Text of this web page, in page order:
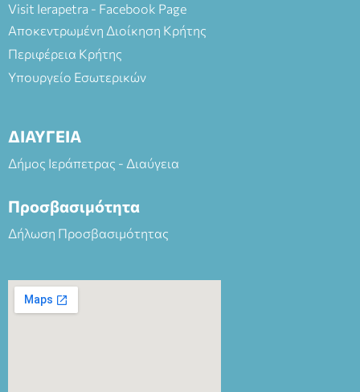
Visit Ierapetra - Facebook Page
Αποκεντρωμένη Διοίκηση Κρήτης
Περιφέρεια Κρήτης
Υπουργείο Εσωτερικών
ΔΙΑΥΓΕΙΑ
Δήμος Ιεράπετρας - Διαύγεια
Προσβασιμότητα
Δήλωση Προσβασιμότητας